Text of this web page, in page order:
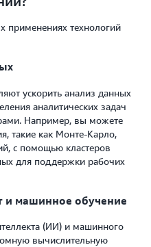
технологий
ускорить анализ данных
аналитических задач
Например, вы можете
такие как Монте-Карло,
с помощью кластеров
для поддержки рабочих
и машинное обучение
(ИИ) и машинного
вычислительную